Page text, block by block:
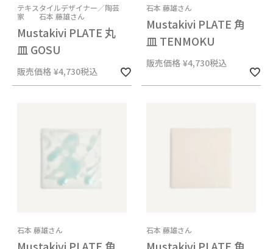
テキスタイルデザイナー／陶芸
家 石本 藤雄さん
Mustakivi PLATE 丸
皿 GOSU
販売価格 ¥4,730税込
石本 藤雄さん
Mustakivi PLATE 角
皿 TENMOKU
販売価格 ¥4,730税込
石本 藤雄さん
Mustakivi PLATE 角
石本 藤雄さん
Mustakivi PLATE 角